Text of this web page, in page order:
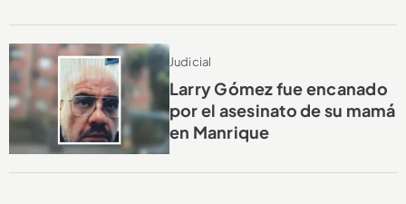
Judicial
Larry Gómez fue encanado
por el asesinato de su mamá
en Manrique